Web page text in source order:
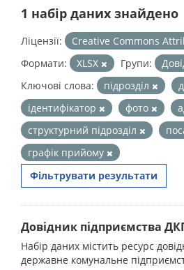
1 набір даних знайдено
Ліцензії:
Creative Commons
Формати:
XLSX Групи:
Ключові слова:
підрозділ
ідентифікатор
фото
структурний підрозділ
графік прийому
Фільтрувати результати
Довідник підприємства
Набір даних містить ресурс
державне комунальне